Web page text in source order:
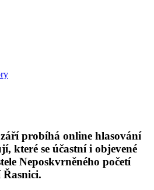
probíhá online hlasování
které se účastní i objevené
Neposkvrněného početí